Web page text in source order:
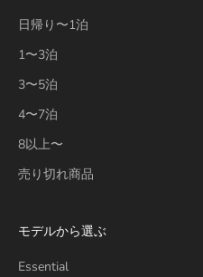
日帰り〜1泊
1〜3泊
3〜5泊
4〜7泊
8以上〜
売り切れ商品
モデルから選ぶ
Essential